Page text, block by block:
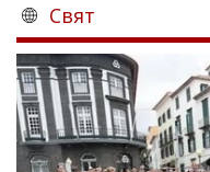
Свят